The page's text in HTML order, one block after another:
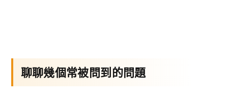
聊聊幾個常被問到的問題